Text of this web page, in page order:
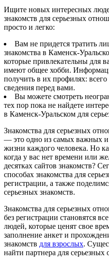
Ищите новых интересных
знакомств для серьезных
просто и легко:
Вам не придется тратить
знакомства в Каменск-
которые привлекательны для
имеют общее хобби.
получить в их профилях:
сведения перед вами.
Вы можете смотреть
тех пор пока не найдете
в Каменск-Уральском для
Знакомства для серьезных
— это одно из самых важных и
жизни каждого человека. Но
когда у вас нет времени или
десятках сайтов знакомств?
способах знакомства для
регистрации, а также
серьезных знакомств.
Знакомства для серьезных
без регистрации становятся
людей, которые ценят свое
заполнение анкет и
знакомств для взрослых.
найти партнера для